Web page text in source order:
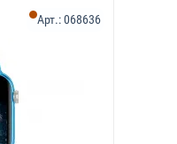
Арт.:068636